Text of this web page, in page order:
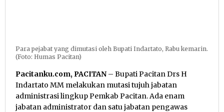
Para pejabat yang dimutasi oleh Bupati Indartato, Rabu kemarin.
(Foto: Humas Pacitan)
Pacitanku.com, PACITAN – Bupati Pacitan Drs H
Indartato MM melakukan mutasi tujuh jabatan
administrasi lingkup Pemkab Pacitan. Ada enam
jabatan administrator dan satu jabatan pengawas